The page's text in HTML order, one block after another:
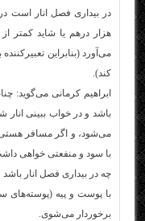
در بیداری فصل انار است
هزار درهم یا شاید کمتر
می‌آورد (بنابراین
کند).
ابراهیم کرمانی می‌گوید:
باشد و در خواب ببینی انار
می‌شود، و اگر مسافر
با سود و منفعتی خواهی
چه در بیداری فصل انار باشد
با پوست و پیه (پوسته‌های
برخوردار می‌شوی.